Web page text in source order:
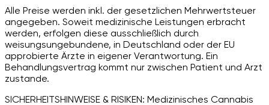
Alle Preise werden inkl. der gesetzlichen Mehrwertsteuer
angegeben. Soweit medizinische Leistungen erbracht
werden, erfolgen diese ausschließlich durch
weisungsungebundene, in Deutschland oder der EU
approbierte Ärzte in eigener Verantwortung. Ein
Behandlungsvertrag kommt nur zwischen Patient und Arzt
zustande.
SICHERHEITSHINWEISE & RISIKEN: Medizinisches Cannabis